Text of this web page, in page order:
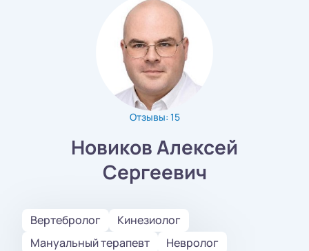
Отзывы: 15
Новиков Алексей
Сергеевич
Вертебролог
Кинезиолог
Мануальный терапевт
Невролог